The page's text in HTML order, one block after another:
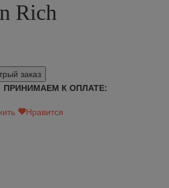
Rich
заказ
ПРИНИМАЕМ К ОПЛАТЕ:
Нравится